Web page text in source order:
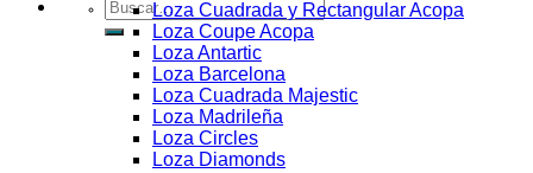
por:
Loza Cuadrada y Rectangular Acopa
Loza Coupe Acopa
Loza Antartic
Loza Barcelona
Loza Cuadrada Majestic
Loza Madrileña
Loza Circles
Loza Diamonds